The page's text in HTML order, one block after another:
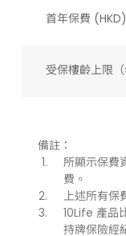
首年保費 (HKD)
受保樓齡上限（
備註：
所顯示保費
費。
上述所有保
10Life 產品
持牌保險經